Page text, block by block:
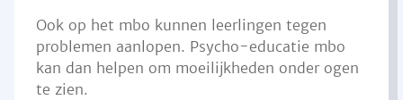
Ook op het mbo kunnen leerlingen tegen
problemen aanlopen. Psycho-educatie mbo
kan dan helpen om moeilijkheden onder ogen
te zien.